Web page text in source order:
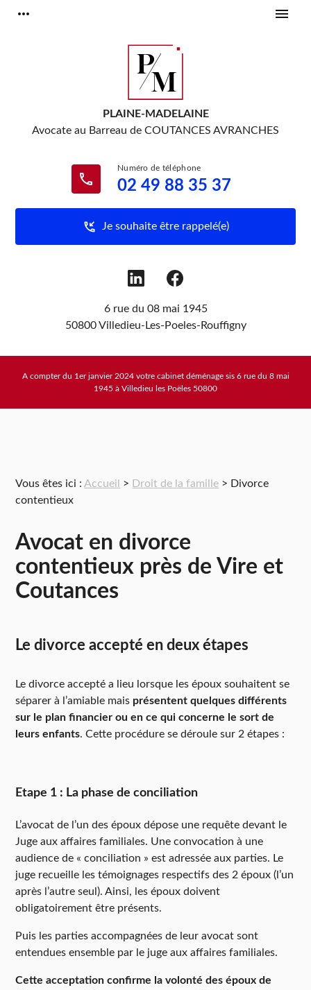
more_horiz menu
6 rue du 08 mai 1945
50800 Villedieu-Les-Poeles-Rouffigny
PLAINE-MADELAINE
Avocate au Barreau de COUTANCES AVRANCHES
phone 02 49 88 35 37
phone_callback Je souhaite être rappelé(e)
A compter du 1er janvier 2024 votre cabinet déménage sis 6 rue du 8 mai
1945 à Villedieu les Poëles 50800
Vous êtes ici : Accueil > Droit de la famille > Divorce
contentieux
Avocat en divorce
contentieux près de Vire et
Coutances
Le divorce accepté en deux étapes
Le divorce accepté a lieu lorsque les époux souhaitent se
séparer à l’amiable mais présentent quelques différents
sur le plan financier ou en ce qui concerne le sort de
leurs enfants. Cette procédure se déroule sur 2 étapes :
Etape 1 : La phase de conciliation
L’avocat de l’un des époux dépose une requête devant le
Juge aux affaires familiales. Une convocation à une
audience de « conciliation » est adressée aux parties. Le
juge recueille les témoignages respectifs des 2 époux (l’un
après l’autre seul). Ainsi, les époux doivent
obligatoirement être présents.
Puis les parties accompagnées de leur avocat sont
entendues ensemble par le juge aux affaires familiales.
Cette acceptation confirme la volonté des époux de